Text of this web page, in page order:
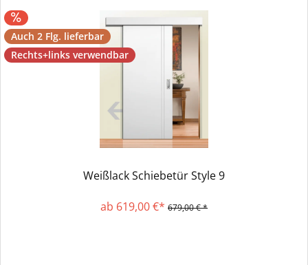
Auch 2 Flg. lieferbar
Rechts+links verwendbar
Weißlack Schiebetür Style 9
ab 619,00 €* 679,00 € *